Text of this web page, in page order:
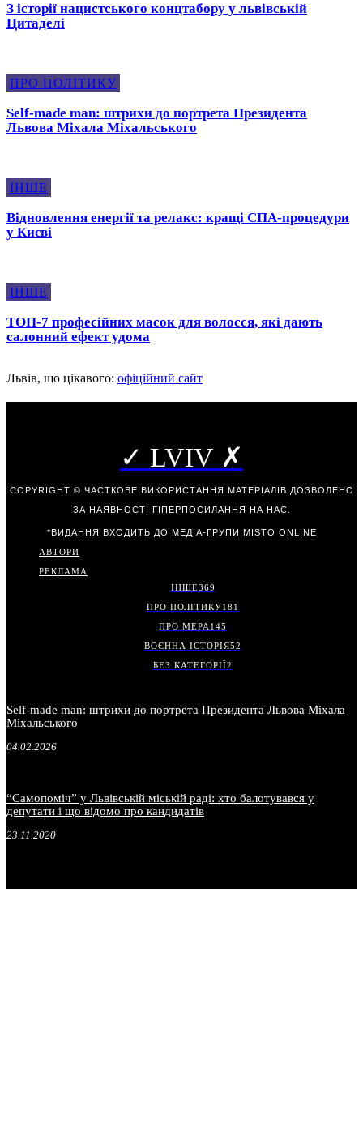
З історії нацистського концтабору у львівській
Цитаделі
ПРО ПОЛІТИКУ
Self-made man: штрихи до портрета Президента
Львова Міхала Міхальського
ІНШЕ
Відновлення енергії та релакс: кращі СПА-процедури
у Києві
ІНШЕ
ТОП-7 професійних масок для волосся, які дають
салонний ефект удома
Львів, що цікавого: офіційний сайт
✓ LVIV ✗
COPYRIGHT © ЧАСТКОВЕ ВИКОРИСТАННЯ МАТЕРІАЛІВ ДОЗВОЛЕНО
ЗА НАЯВНОСТІ ГІПЕРПОСИЛАННЯ НА НАС.
*ВИДАННЯ ВХОДИТЬ ДО МЕДІА-ГРУПИ MISTO ONLINE
АВТОРИ
РЕКЛАМА
ІНШЕ369
ПРО ПОЛІТИКУ181
ПРО МЕРА 145
ВОЄННА ІСТОРІЯ52
БЕЗ КАТЕГОРІЇ2
Self-made man: штрихи до портрета Президента Львова Міхала
Міхальського
04.02.2026
“Самопоміч” у Львівській міській раді: хто балотувався у
депутати і що відомо про кандидатів
23.11.2020